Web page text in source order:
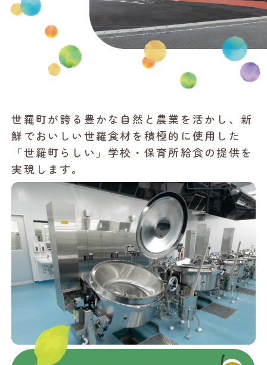
世羅町が誇る豊かな自然と農業を活かし、新
鮮でおいしい世羅食材を積極的に使用した
「世羅町らしい」学校・保育所給食の提供を
実現します。